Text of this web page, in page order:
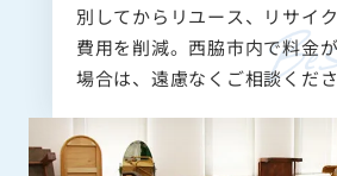
別してからリユース、リサイ
費用を削減。西脇市内で料金
場合は、遠慮なくご相談くだ